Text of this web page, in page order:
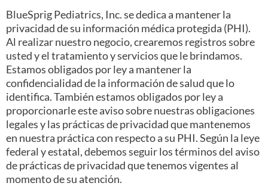
BlueSprig Pediatrics, Inc. se dedica a mantener la
privacidad de su información médica protegida (PHI).
Al realizar nuestro negocio, crearemos registros sobre
usted y el tratamiento y servicios que le brindamos.
Estamos obligados por ley a mantener la
confidencialidad de la información de salud que lo
identifica. También estamos obligados por ley a
proporcionarle este aviso sobre nuestras obligaciones
legales y las prácticas de privacidad que mantenemos
en nuestra práctica con respecto a su PHI. Según la leye
federal y estatal, debemos seguir los términos del aviso
de prácticas de privacidad que tenemos vigentes al
momento de su atención.